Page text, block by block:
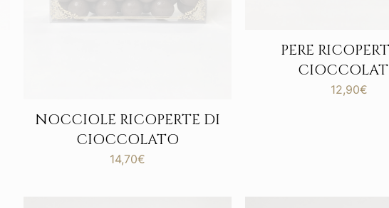
NOCCIOLE RICOPERTE DI
CIOCCOLATO
14,70€
PERE
12,90€